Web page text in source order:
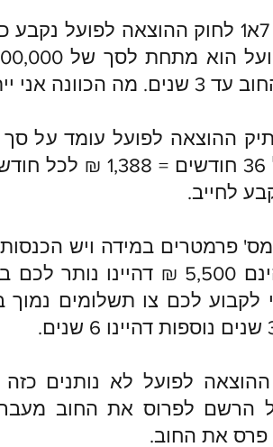
על פי סעיף 7א1 לחוק ההוצאה
אני ייתן דוגמא :
לתקופה של 36
לחייב.
לקבוע לכם צו תשלומים נמוך
לפועל לא נותנים
הרשם לפרוס את החוב
פרס את החוב.